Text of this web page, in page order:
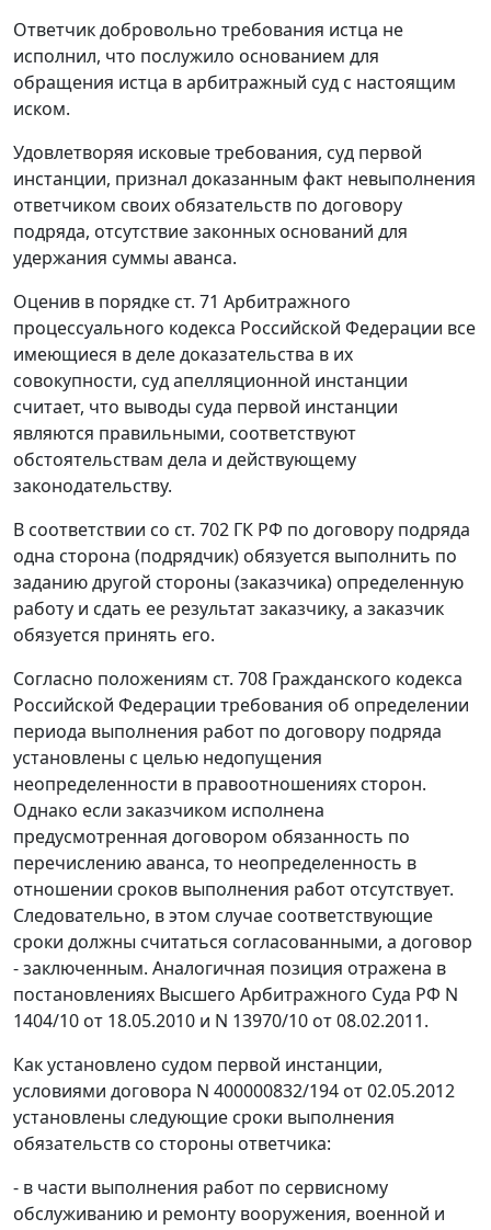
Ответчик добровольно требования истца не
исполнил, что послужило основанием для
обращения истца в арбитражный суд с настоящим
иском.
Удовлетворяя исковые требования, суд первой
инстанции, признал доказанным факт невыполнения
ответчиком своих обязательств по договору
подряда, отсутствие законных оснований для
удержания суммы аванса.
Оценив в порядке ст. 71 Арбитражного
процессуального кодекса Российской Федерации все
имеющиеся в деле доказательства в их
совокупности, суд апелляционной инстанции
считает, что выводы суда первой инстанции
являются правильными, соответствуют
обстоятельствам дела и действующему
законодательству.
В соответствии со ст. 702 ГК РФ по договору подряда
одна сторона (подрядчик) обязуется выполнить по
заданию другой стороны (заказчика) определенную
работу и сдать ее результат заказчику, а заказчик
обязуется принять его.
Согласно положениям ст. 708 Гражданского кодекса
Российской Федерации требования об определении
периода выполнения работ по договору подряда
установлены с целью недопущения
неопределенности в правоотношениях сторон.
Однако если заказчиком исполнена
предусмотренная договором обязанность по
перечислению аванса, то неопределенность в
отношении сроков выполнения работ отсутствует.
Следовательно, в этом случае соответствующие
сроки должны считаться согласованными, а договор
- заключенным. Аналогичная позиция отражена в
постановлениях Высшего Арбитражного Суда РФ N
1404/10 от 18.05.2010 и N 13970/10 от 08.02.2011.
Как установлено судом первой инстанции,
условиями договора N 400000832/194 от 02.05.2012
установлены следующие сроки выполнения
обязательств со стороны ответчика:
- в части выполнения работ по сервисному
обслуживанию и ремонту вооружения, военной и